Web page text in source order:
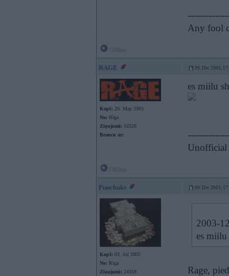
Any fool
RAGE 09. Dec 2003,
Kopš: 26. May 2003
No: Rīga
Ziņojumi: 16328
Braucu ar:
es miilu
Unofficial
Puuchuks 09. Dec 2003,
Kopš: 03. Jul 2002
No: Rīga
Ziņojumi: 24359
2003-
es
Rage,